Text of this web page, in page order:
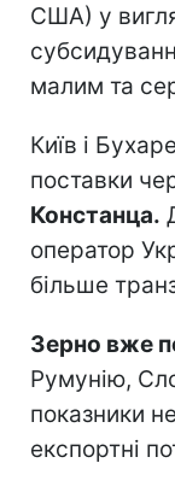
США) у
малим та
Київ і
поставки
Констанца.
оператор
більше
Зерно вже
Румунію,
показники
експортні